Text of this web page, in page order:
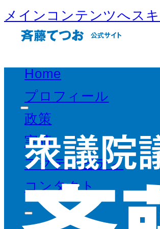
メインコンテンツへス
Home
プロフィール
政策
実績
アクティビティ
コンタクト